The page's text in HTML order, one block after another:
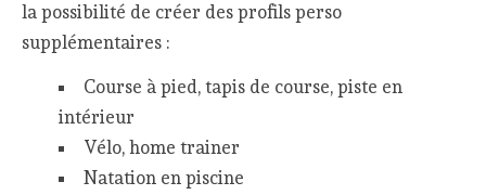
la possibilité de créer des profils perso
supplémentaires :
Course à pied, tapis de course, piste en
intérieur
Vélo, home trainer
Natation en piscine